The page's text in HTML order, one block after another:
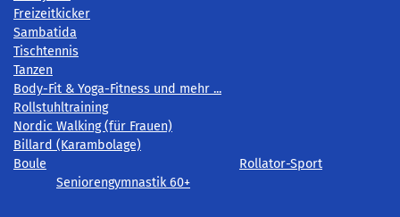
Freizeitkicker
Sambatida
Tischtennis
Tanzen
Body-Fit & Yoga-Fitness und mehr ...
Rollstuhltraining
Nordic Walking (für Frauen)
Billard (Karambolage)
Boule
Rollator-Sport
Seniorengymnastik 60+